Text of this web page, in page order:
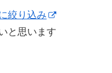
絞り込み
と思います